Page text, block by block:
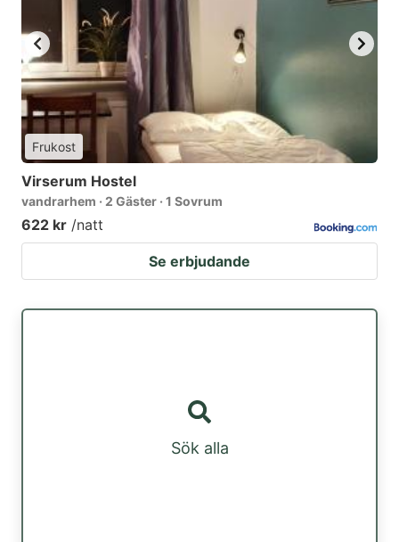
Frukost
Virserum Hostel
vandrarhem · 2 Gäster · 1 Sovrum
622 kr /natt
Se erbjudande
Sök alla